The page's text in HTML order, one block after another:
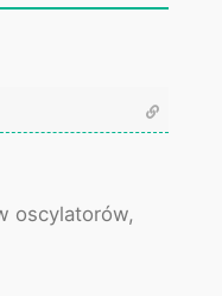
oscylatorów,